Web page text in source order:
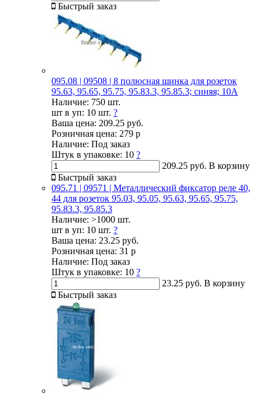
Быстрый заказ
095.08 | 09508 | 8 полюсная шинка для розеток
95.63, 95.65, 95.75, 95.83.3, 95.85.3; синяя; 10А
Наличие: 750 шт.
шт в уп: 10 шт. ?
Ваша цена: 209.25 руб.
Розничная цена: 279 р
Наличие: Под заказ
Штук в упаковке: 10 ?
209.25 руб. В корзину
Быстрый заказ
095.71 | 09571 | Металлический фиксатор реле 40,
44 для розеток 95.03, 95.05, 95.63, 95.65, 95.75,
95.83.3, 95.85.3
Наличие: >1000 шт.
шт в уп: 10 шт. ?
Ваша цена: 23.25 руб.
Розничная цена: 31 р
Наличие: Под заказ
Штук в упаковке: 10 ?
23.25 руб. В корзину
Быстрый заказ